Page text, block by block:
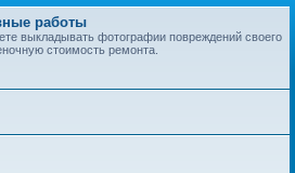
с
работы
выкладывать фотографии повреждений своего
стоимость ремонта.